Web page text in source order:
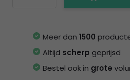
Meer dan1500
Altijd scherp geprijsd
Bestel ook in grote